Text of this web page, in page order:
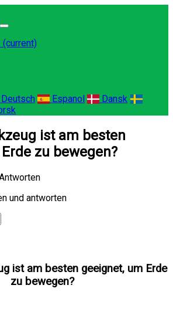
(current)
Espanol
Dansk
ist am besten
zu bewegen?
und antworten
ist am besten geeignet, um Erde
zu bewegen?